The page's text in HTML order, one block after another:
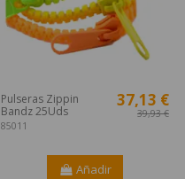
Pulseras Zippin
Bandz 25Uds
85011
37,13 €
39,93 €
Añadir